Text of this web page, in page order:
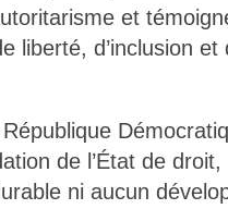
et
liberté, d’inclusion
de l’État de
ni aucun